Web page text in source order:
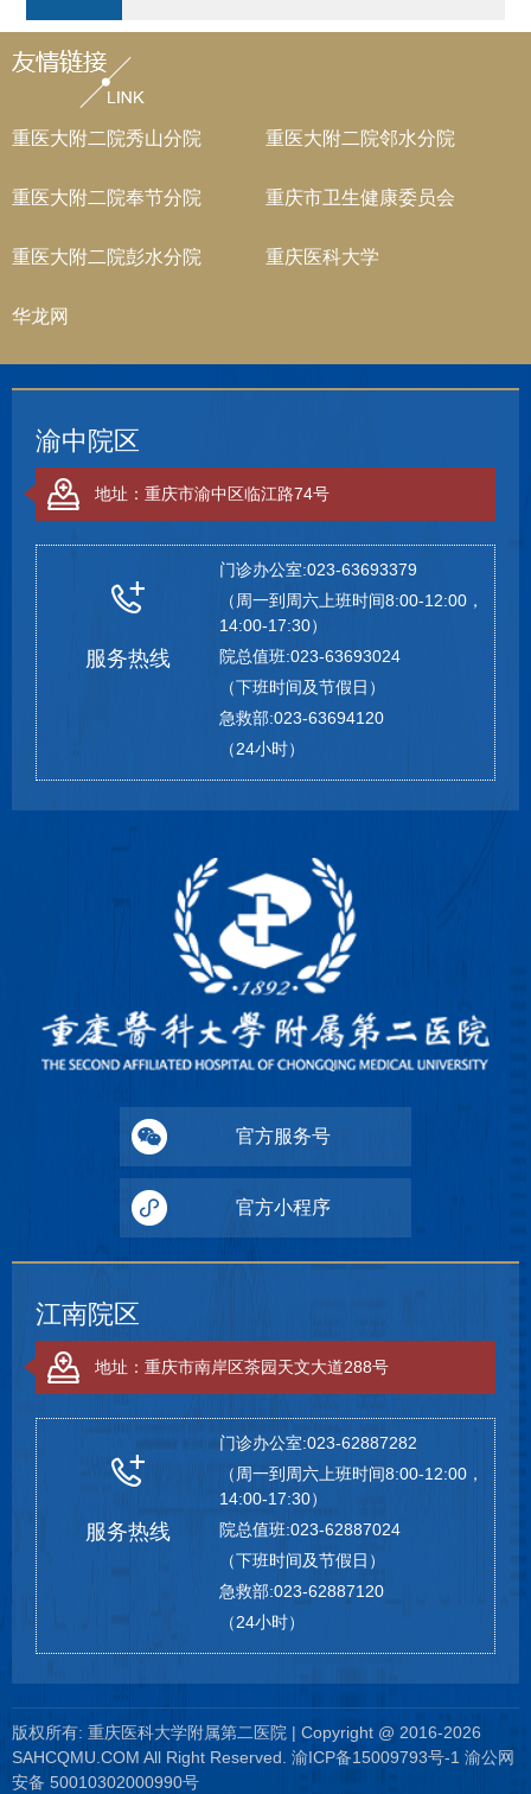
警
重医大附二院秀山分院 重医大附二院邻水分院
重医大附二院奉节分院 重庆市卫生健康委员会
重医大附二院彭水分院 重庆医科大学
华龙网
渝中院区
地址：重庆市渝中区临江路74号
服务热线
门诊办公室:023-63693379
（周一到周六上班时间8:00-12:00，
14:00-17:30）
院总值班:023-63693024
（下班时间及节假日）
急救部:023-63694120
（24小时）
官方服务号
官方小程序
江南院区
地址：重庆市南岸区茶园天文大道288号
服务热线
门诊办公室:023-62887282
（周一到周六上班时间8:00-12:00，
14:00-17:30）
院总值班:023-62887024
（下班时间及节假日）
急救部:023-62887120
（24小时）
版权所有: 重庆医科大学附属第二医院 | Copyright @ 2016-2026
SAHCQMU.COM All Right Reserved. 渝ICP备15009793号-1 渝公网
安备 50010302000990号